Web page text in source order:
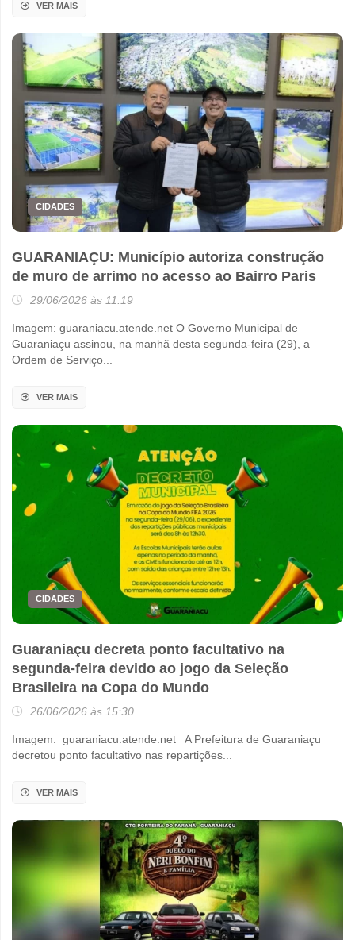
VER MAIS
CIDADES
GUARANIAÇU: Município autoriza construção
de muro de arrimo no acesso ao Bairro Paris
29/06/2026 às 11:19
Imagem: guaraniacu.atende.net O Governo Municipal de
Guaraniaçu assinou, na manhã desta segunda-feira (29), a
Ordem de Serviço...
VER MAIS
CIDADES
Guaraniaçu decreta ponto facultativo na
segunda-feira devido ao jogo da Seleção
Brasileira na Copa do Mundo
26/06/2026 às 15:30
Imagem: guaraniacu.atende.net A Prefeitura de Guaraniaçu
decretou ponto facultativo nas repartições...
VER MAIS